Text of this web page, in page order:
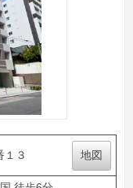
１３ 地図